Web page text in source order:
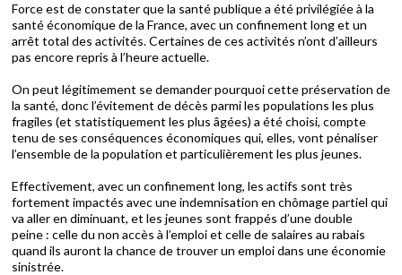
Force est de constater que la santé publique a été privilégiée à la
santé économique de la France, avec un confinement long et un
arrêt total des activités. Certaines de ces activités n’ont d’ailleurs
pas encore repris à l’heure actuelle.
On peut légitimement se demander pourquoi cette préservation de
la santé, donc l’évitement de décès parmi les populations les plus
fragiles (et statistiquement les plus âgées) a été choisi, compte
tenu de ses conséquences économiques qui, elles, vont pénaliser
l’ensemble de la population et particulièrement les plus jeunes.
Effectivement, avec un confinement long, les actifs sont très
fortement impactés avec une indemnisation en chômage partiel qui
va aller en diminuant, et les jeunes sont frappés d’une double
peine : celle du non accès à l’emploi et celle de salaires au rabais
quand ils auront la chance de trouver un emploi dans une économie
sinistrée.